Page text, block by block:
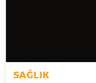
SAĞLIK